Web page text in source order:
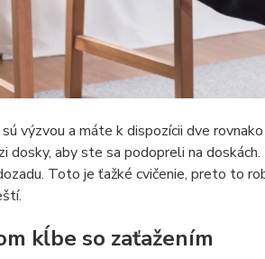
výzvou a máte k dispozícii dve
dosky, aby ste sa podopreli na
Toto je ťažké cvičenie, preto to
kĺbe so zaťažením